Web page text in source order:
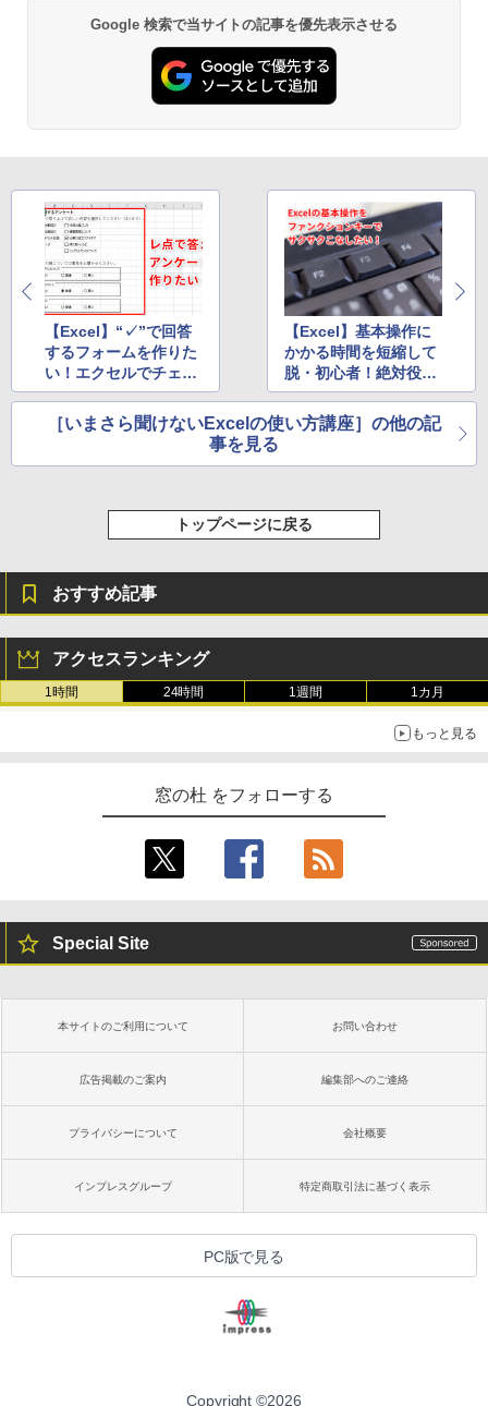
￥19,980
Kindle Paperwhite シグニチャーエディ
ション (32GB) 7インチディスプレイ、明
持続バッテリー、広告なし、メタリック
￥32,980
Amazon Kindle Colorsoft | 16GBストレ
ージ、防水、7インチカラーディスプレ
イ、色調調節ライト、最大8週間持続バッ
テリー、広告無し、ブラック (2025年発
売)
￥39,980
New Amazon Kindle Scribe Colorsoft |
11インチカラーディスプレイ、64GBスト
レージ、ノート機能搭載、明るさ自動調
￥115,980
Google 検索で当サイトの記事を優先表示させる
【Excel】“✓”で回答
するフォームを作りた
い！エクセルでチェッ
クボックスを挿入する
テクニック
【Excel】基本操作に
かかる時間を短縮して
脱・初心者！絶対役立
つエクセルのファンク
ションキー活用テク5
選
［いまさら聞けないExcelの使い方講座］の他の記
事を見る
トップページに戻る
おすすめ記事
アクセスランキング
1時間 24時間 1週間 1カ月
もっと見る
窓の杜 をフォローする
Special Site
本サイトのご利用について お問い合わせ
広告掲載のご案内 編集部へのご連絡
プライバシーについて 会社概要
インプレスグループ 特定商取引法に基づく表示
PC版で見る
Copyright ©2026